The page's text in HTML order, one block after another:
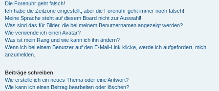
Die Forenuhr geht falsch!
Ich habe die Zeitzone eingestellt, aber die Forenuhr geht immer noch falsch!
Meine Sprache steht auf diesem Board nicht zur Auswahl!
Was sind das für Bilder, die bei meinem Benutzernamen angezeigt werden?
Wie verwende ich einen Avatar?
Was ist mein Rang und wie kann ich ihn ändern?
Wenn ich bei einem Benutzer auf den E-Mail-Link klicke, werde ich aufgefordert, mich
anzumelden.
Beiträge schreiben
Wie erstelle ich ein neues Thema oder eine Antwort?
Wie kann ich einen Beitrag bearbeiten oder löschen?